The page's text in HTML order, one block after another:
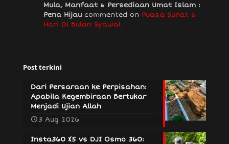
Mula, Manfaat & Persediaan Umat Islam :
Pena Hijau commented on Puasa Sunat 6
Hari Di Bulan Syawal
Post terkini
Dari Persaraan ke Perpisahan:
Apabila Kegembiraan Bertukar
Menjadi Ujian Allah
3 Aug 2026
Insta360 X5 vs DJI Osmo 360: